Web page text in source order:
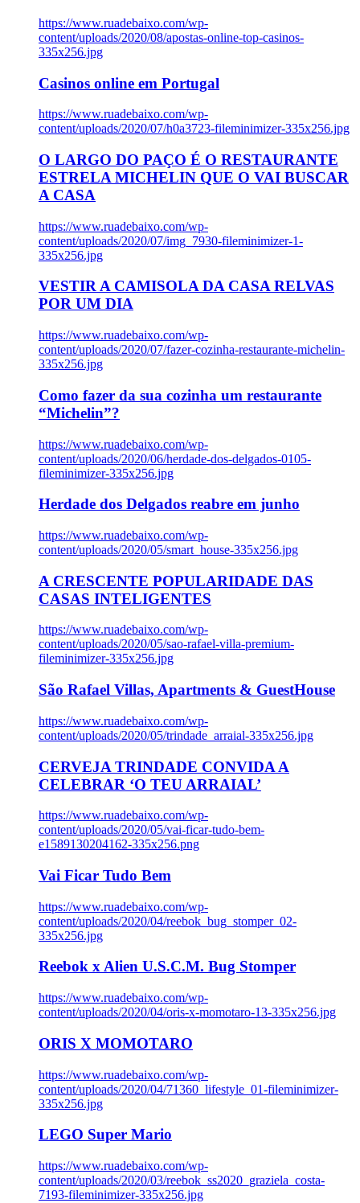
https://www.ruadebaixo.com/wp-
content/uploads/2020/08/apostas-online-top-casinos-
335x256.jpg
Casinos online em Portugal
https://www.ruadebaixo.com/wp-
content/uploads/2020/07/h0a3723-fileminimizer-335x256.jpg
O LARGO DO PAÇO É O RESTAURANTE
ESTRELA MICHELIN QUE O VAI BUSCAR
A CASA
https://www.ruadebaixo.com/wp-
content/uploads/2020/07/img_7930-fileminimizer-1-
335x256.jpg
VESTIR A CAMISOLA DA CASA RELVAS
POR UM DIA
https://www.ruadebaixo.com/wp-
content/uploads/2020/07/fazer-cozinha-restaurante-michelin-
335x256.jpg
Como fazer da sua cozinha um restaurante
“Michelin”?
https://www.ruadebaixo.com/wp-
content/uploads/2020/06/herdade-dos-delgados-0105-
fileminimizer-335x256.jpg
Herdade dos Delgados reabre em junho
https://www.ruadebaixo.com/wp-
content/uploads/2020/05/smart_house-335x256.jpg
A CRESCENTE POPULARIDADE DAS
CASAS INTELIGENTES
https://www.ruadebaixo.com/wp-
content/uploads/2020/05/sao-rafael-villa-premium-
fileminimizer-335x256.jpg
São Rafael Villas, Apartments & GuestHouse
https://www.ruadebaixo.com/wp-
content/uploads/2020/05/trindade_arraial-335x256.jpg
CERVEJA TRINDADE CONVIDA A
CELEBRAR ‘O TEU ARRAIAL’
https://www.ruadebaixo.com/wp-
content/uploads/2020/05/vai-ficar-tudo-bem-
e1589130204162-335x256.png
Vai Ficar Tudo Bem
https://www.ruadebaixo.com/wp-
content/uploads/2020/04/reebok_bug_stomper_02-
335x256.jpg
Reebok x Alien U.S.C.M. Bug Stomper
https://www.ruadebaixo.com/wp-
content/uploads/2020/04/oris-x-momotaro-13-335x256.jpg
ORIS X MOMOTARO
https://www.ruadebaixo.com/wp-
content/uploads/2020/04/71360_lifestyle_01-fileminimizer-
335x256.jpg
LEGO Super Mario
https://www.ruadebaixo.com/wp-
content/uploads/2020/03/reebok_ss2020_graziela_costa-
7193-fileminimizer-335x256.jpg